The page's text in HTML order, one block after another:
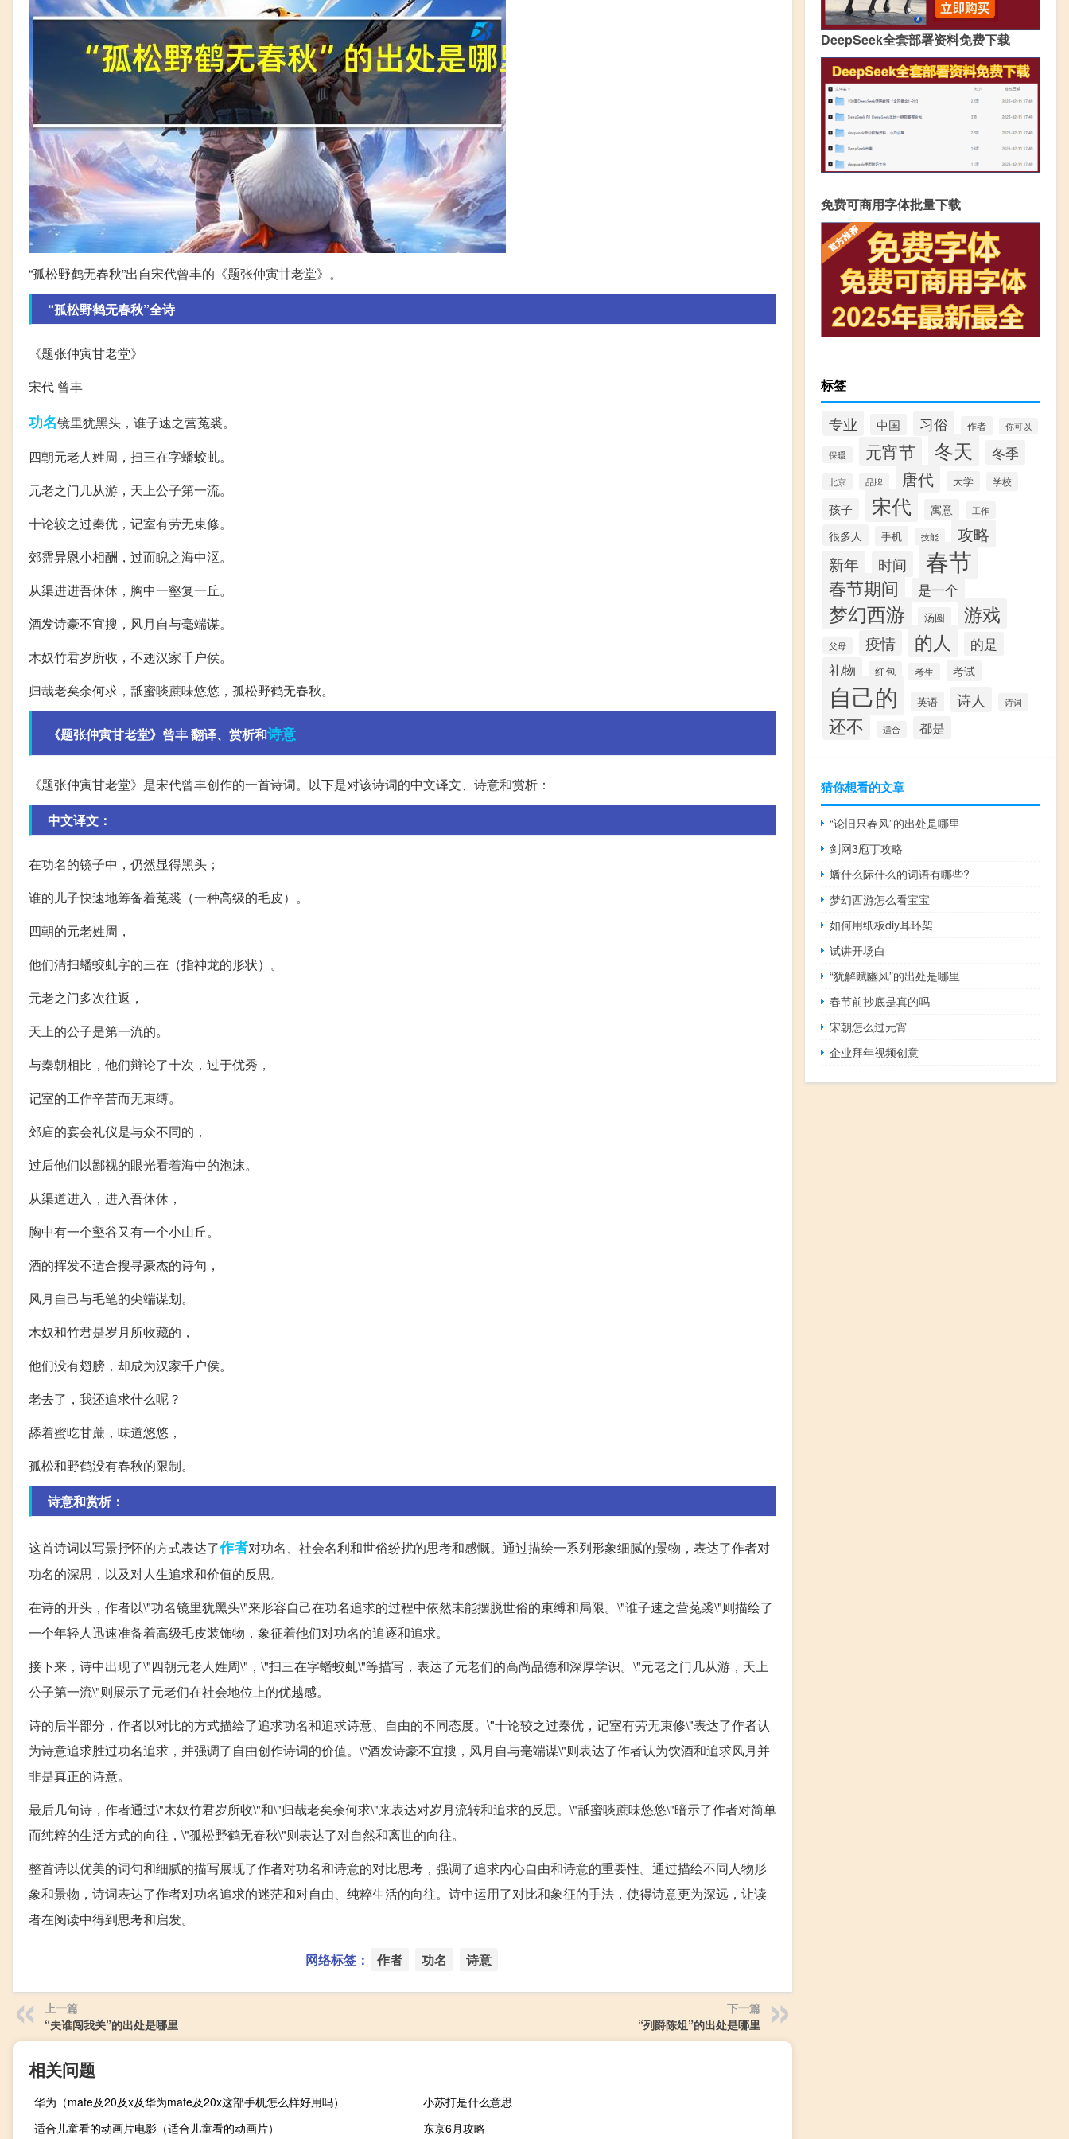
“孤松野鹤无春秋”出自宋代曾丰的《题张仲寅甘老堂》。
“孤松野鹤无春秋”全诗
《题张仲寅甘老堂》
宋代 曾丰
功名镜里犹黑头，谁子速之营菟裘。
四朝元老人姓周，扫三在字蟠蛟虬。
元老之门几从游，天上公子第一流。
十论较之过秦优，记室有劳无束修。
郊霈异恩小相酬，过而睨之海中沤。
从渠进进吾休休，胸中一壑复一丘。
酒发诗豪不宜搜，风月自与毫端谋。
木奴竹君岁所收，不翅汉家千户侯。
归哉老矣余何求，舐蜜啖蔗味悠悠，孤松野鹤无春秋。
《题张仲寅甘老堂》曾丰 翻译、赏析和诗意
《题张仲寅甘老堂》是宋代曾丰创作的一首诗词。以下是对该诗词的中文译文、诗意和赏析：
中文译文：
在功名的镜子中，仍然显得黑头；
谁的儿子快速地筹备着菟裘（一种高级的毛皮）。
四朝的元老姓周，
他们清扫蟠蛟虬字的三在（指神龙的形状）。
元老之门多次往返，
天上的公子是第一流的。
与秦朝相比，他们辩论了十次，过于优秀，
记室的工作辛苦而无束缚。
郊庙的宴会礼仪是与众不同的，
过后他们以鄙视的眼光看着海中的泡沫。
从渠道进入，进入吾休休，
胸中有一个壑谷又有一个小山丘。
酒的挥发不适合搜寻豪杰的诗句，
风月自己与毛笔的尖端谋划。
木奴和竹君是岁月所收藏的，
他们没有翅膀，却成为汉家千户侯。
老去了，我还追求什么呢？
舔着蜜吃甘蔗，味道悠悠，
孤松和野鹤没有春秋的限制。
诗意和赏析：
这首诗词以写景抒怀的方式表达了作者对功名、社会名利和世俗纷扰的思考和感慨。通过描绘一系列形象细腻的景物，表达了作者对
功名的深思，以及对人生追求和价值的反思。
在诗的开头，作者以\"功名镜里犹黑头\"来形容自己在功名追求的过程中依然未能摆脱世俗的束缚和局限。\"谁子速之营菟裘\"则描绘了
一个年轻人迅速准备着高级毛皮装饰物，象征着他们对功名的追逐和追求。
接下来，诗中出现了\"四朝元老人姓周\"，\"扫三在字蟠蛟虬\"等描写，表达了元老们的高尚品德和深厚学识。\"元老之门几从游，天上
公子第一流\"则展示了元老们在社会地位上的优越感。
诗的后半部分，作者以对比的方式描绘了追求功名和追求诗意、自由的不同态度。\"十论较之过秦优，记室有劳无束修\"表达了作者认
为诗意追求胜过功名追求，并强调了自由创作诗词的价值。\"酒发诗豪不宜搜，风月自与毫端谋\"则表达了作者认为饮酒和追求风月并
非是真正的诗意。
最后几句诗，作者通过\"木奴竹君岁所收\"和\"归哉老矣余何求\"来表达对岁月流转和追求的反思。\"舐蜜啖蔗味悠悠\"暗示了作者对简单
而纯粹的生活方式的向往，\"孤松野鹤无春秋\"则表达了对自然和离世的向往。
整首诗以优美的词句和细腻的描写展现了作者对功名和诗意的对比思考，强调了追求内心自由和诗意的重要性。通过描绘不同人物形
象和景物，诗词表达了作者对功名追求的迷茫和对自由、纯粹生活的向往。诗中运用了对比和象征的手法，使得诗意更为深远，让读
者在阅读中得到思考和启发。
网络标签： 作者 功名 诗意
上一篇
“夫谁闯我关”的出处是哪里
下一篇
“列爵陈俎”的出处是哪里
相关问题
华为（mate及20及x及华为mate及20x这部手机怎么样好用吗）
小苏打是什么意思
适合儿童看的动画片电影（适合儿童看的动画片）
东京6月攻略
DeepSeek全套部署资料免费下载
免费可商用字体批量下载
标签
专业 中国 习俗 作者 你可以
保暖 元宵节 冬天 冬季
北京 品牌 唐代 大学 学校
孩子 宋代 寓意 工作
很多人 手机 技能 攻略
新年 时间 春节
春节期间 是一个
梦幻西游 汤圆 游戏
父母 疫情 的人 的是
礼物 红包 考生 考试
自己的 英语 诗人 诗词
还不 适合 都是
猜你想看的文章
“论旧只春风”的出处是哪里
剑网3庖丁攻略
蟠什么际什么的词语有哪些?
梦幻西游怎么看宝宝
如何用纸板diy耳环架
试讲开场白
“犹解赋豳风”的出处是哪里
春节前抄底是真的吗
宋朝怎么过元宵
企业拜年视频创意